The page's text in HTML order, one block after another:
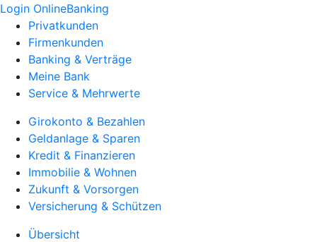
Login OnlineBanking
Privatkunden
Firmenkunden
Banking & Verträge
Meine Bank
Service & Mehrwerte
Girokonto & Bezahlen
Geldanlage & Sparen
Kredit & Finanzieren
Immobilie & Wohnen
Zukunft & Vorsorgen
Versicherung & Schützen
Übersicht